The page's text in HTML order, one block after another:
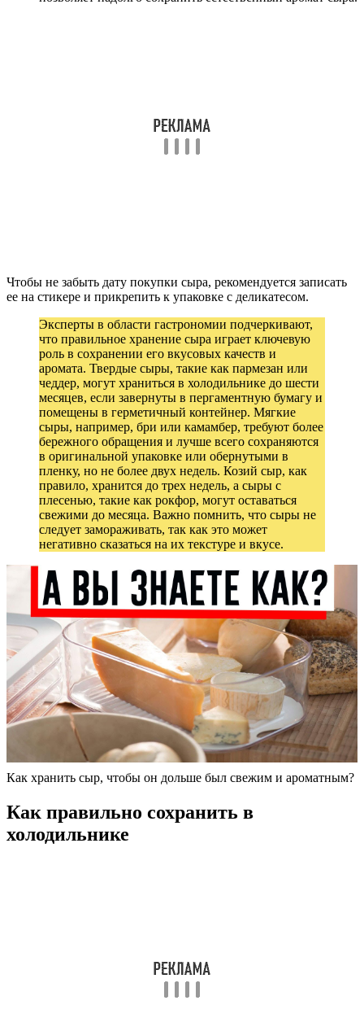
Чтобы не забыть дату покупки сыра, рекомендуется записать
ее на стикере и прикрепить к упаковке с деликатесом.
Эксперты в области гастрономии подчеркивают,
что правильное хранение сыра играет ключевую
роль в сохранении его вкусовых качеств и
аромата. Твердые сыры, такие как пармезан или
чеддер, могут храниться в холодильнике до шести
месяцев, если завернуты в пергаментную бумагу и
помещены в герметичный контейнер. Мягкие
сыры, например, бри или камамбер, требуют более
бережного обращения и лучше всего сохраняются
в оригинальной упаковке или обернутыми в
пленку, но не более двух недель. Козий сыр, как
правило, хранится до трех недель, а сыры с
плесенью, такие как рокфор, могут оставаться
свежими до месяца. Важно помнить, что сыры не
следует замораживать, так как это может
негативно сказаться на их текстуре и вкусе.
Как хранить сыр, чтобы он дольше был свежим и ароматным?
Как правильно сохранить в
холодильнике